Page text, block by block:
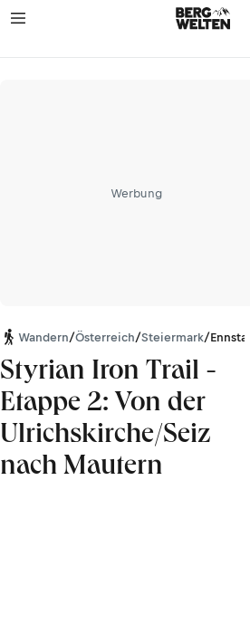
Werbung
Wandern/Österreich/Steiermark/
Styrian Iron Trail -
Etappe 2: Von der
Ulrichskirche/Seiz
nach Mautern